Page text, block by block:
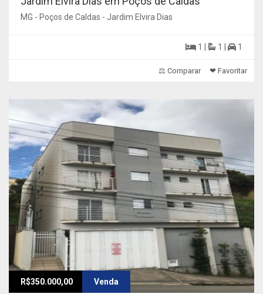
MG - Poços de Caldas - Jardim Elvira Dias
1 | 1 | 1
⚖ Comparar ❤ Favoritar
R$350.000,00 Venda